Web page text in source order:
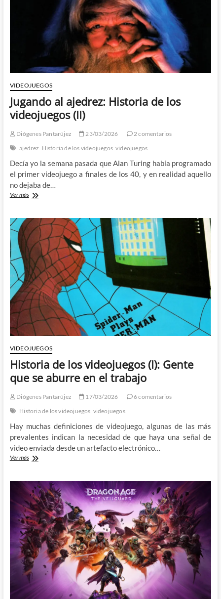
VIDEOJUEGOS
Jugando al ajedrez: Historia de los
videojuegos (II)
Diógenes Pantarújez 23/03/2026
2 comentarios
ajedrez Historia de los videojuegos videojuegos
Decía yo la semana pasada que Alan Turing había programado
el primer videojuego a finales de los 40, y en realidad aquello
no dejaba de…
Ver másJugando
Historia
de
los
videojuegos
(II)
VIDEOJUEGOS
Historia de los videojuegos (I): Gente
que se aburre en el trabajo
Diógenes Pantarújez 17/03/2026
6 comentarios
Historia de los videojuegos videojuegos
Hay muchas definiciones de videojuego, algunas de las más
prevalentes indican la necesidad de que haya una señal de
video enviada desde un artefacto electrónico…
Ver másHistoria
videojuegos
(I):
Gente
que
se
aburre
en
el
trabajo